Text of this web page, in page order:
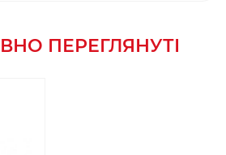
ПЕРЕГЛЯНУТІ